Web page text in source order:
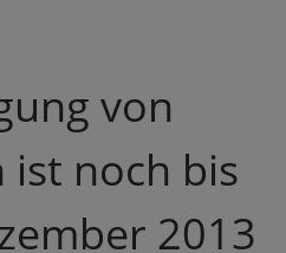
von
ist noch bis
2013